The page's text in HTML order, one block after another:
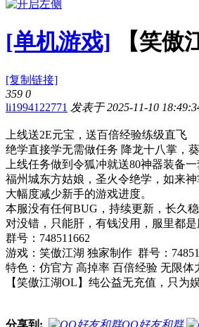
[单机游戏] 【笑
[复制链接]
359 0
li1994122771 发表于 2025-11-10
上线送2E元宝，送百倍经验练级直飞
绝学直接学无需做任务 降龙十八掌，
上线任务做到令狐冲就送80神器装备
福州城东方姑娘，圣火令绝学，如来
大幅度减少新手的游戏进度。
本服没有任何BUG，持续更新，长久稳
对没错，只能肝，有钱没用，服里都是
群号：748511662
游戏：笑傲江湖 独家制作 群号：
特色：仿官方 高掉率 百倍经验 无限体
【笑傲江湖OL】纯公益无充值，只为
推广人: ★洗丶白
分享到: QQ好友和群